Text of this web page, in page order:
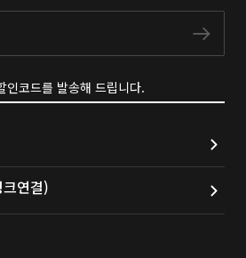
구독
인코드를 발송해 드립니다.
연결)